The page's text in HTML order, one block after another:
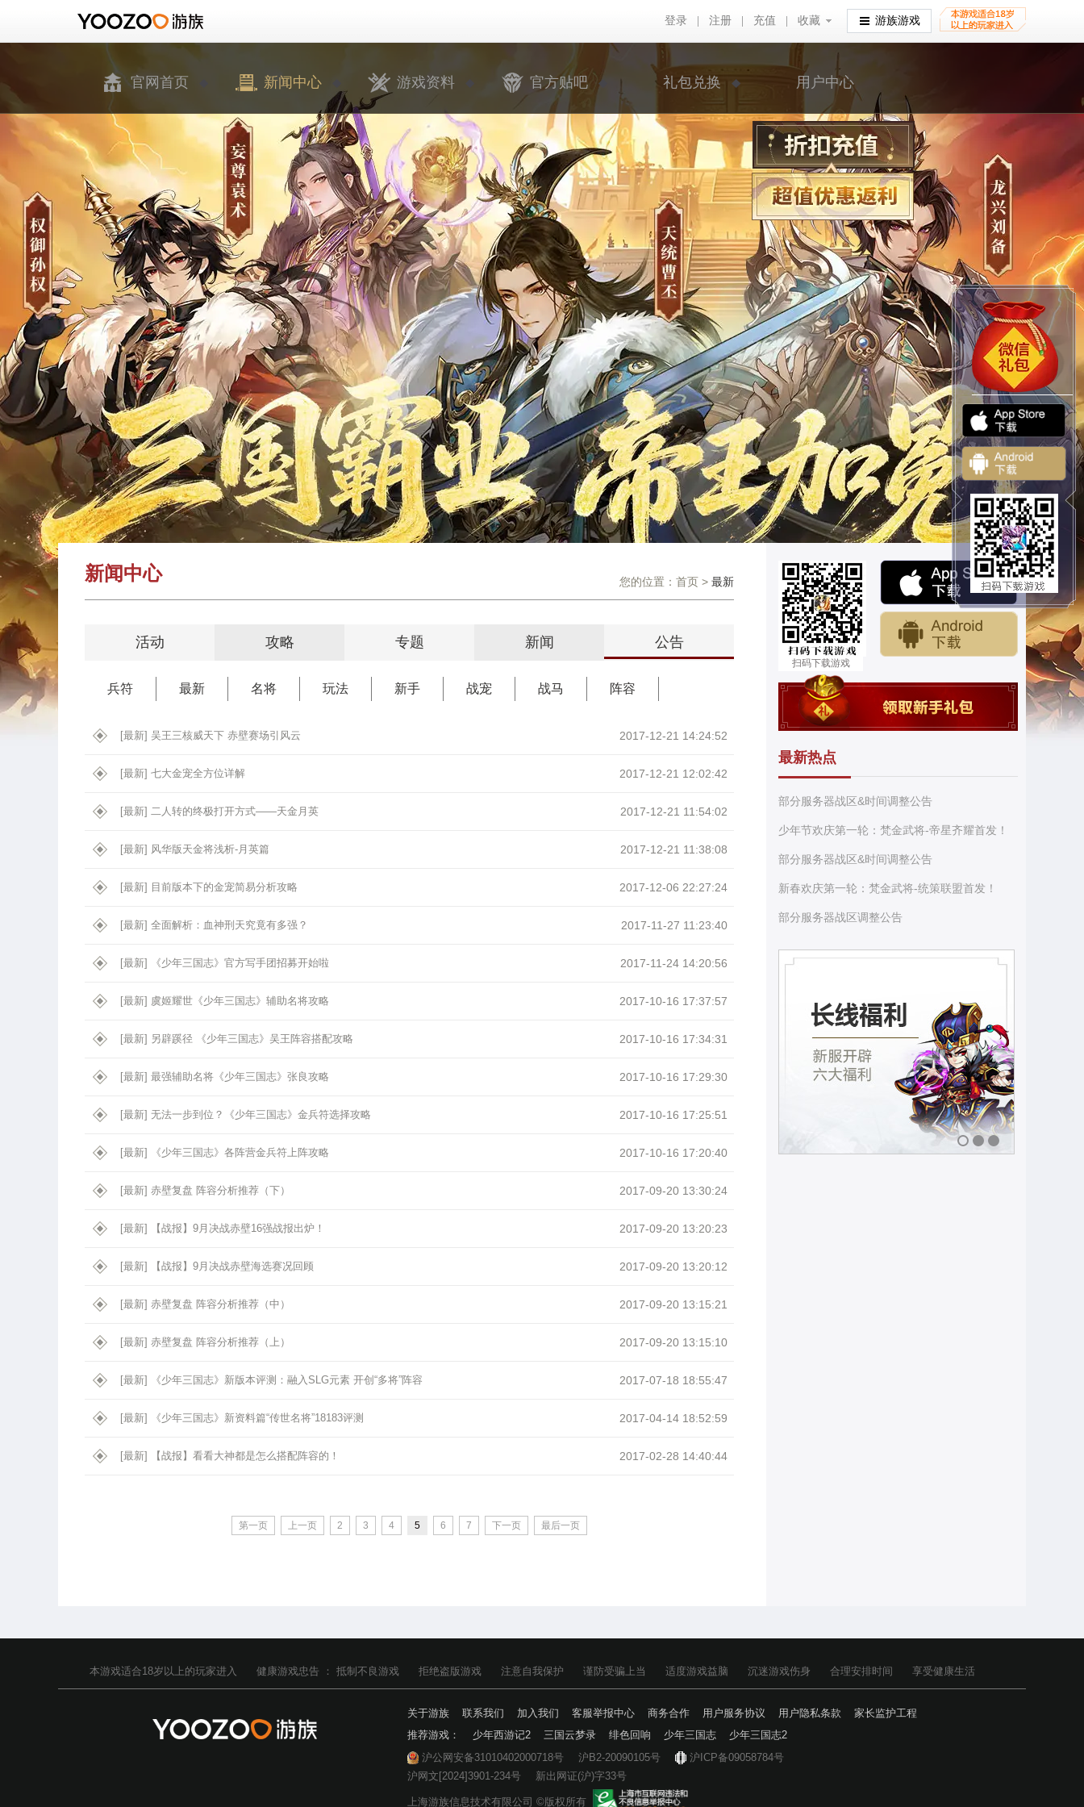
登录 注册 充值 收藏
收藏 游族游戏
官网首页 新闻中心 游戏资料 官方贴吧 礼包兑换 用户中心
新闻中心 您的位置： 首页 > 最新
活动 攻略 专题 新闻 公告
兵符 最新 名将 玩法 新手 战宠 战马 阵容
2017-12-21 14:24:52
[最新] 吴王三核威天下 赤壁赛场引风云
2017-12-21 12:02:42
[最新] 七大金宠全方位详解
2017-12-21 11:54:02
[最新] 二人转的终极打开方式——天金月英
2017-12-21 11:38:08
[最新] 风华版天金将浅析-月英篇
2017-12-06 22:27:24
[最新] 目前版本下的金宠简易分析攻略
2017-11-27 11:23:40
[最新] 全面解析：血神刑天究竟有多强？
2017-11-24 14:20:56
[最新] 《少年三国志》官方写手团招募开始啦
2017-10-16 17:37:57
[最新] 虞姬耀世《少年三国志》辅助名将攻略
2017-10-16 17:34:31
[最新] 另辟蹊径 《少年三国志》吴王阵容搭配攻略
2017-10-16 17:29:30
[最新] 最强辅助名将《少年三国志》张良攻略
2017-10-16 17:25:51
[最新] 无法一步到位？《少年三国志》金兵符选择攻略
2017-10-16 17:20:40
[最新] 《少年三国志》各阵营金兵符上阵攻略
2017-09-20 13:30:24
[最新] 赤壁复盘 阵容分析推荐（下）
2017-09-20 13:20:23
[最新] 【战报】9月决战赤壁16强战报出炉！
2017-09-20 13:20:12
[最新] 【战报】9月决战赤壁海选赛况回顾
2017-09-20 13:15:21
[最新] 赤壁复盘 阵容分析推荐（中）
2017-09-20 13:15:10
[最新] 赤壁复盘 阵容分析推荐（上）
2017-07-18 18:55:47
[最新] 《少年三国志》新版本评测：融入SLG元素 开创“多将”阵容
2017-04-14 18:52:59
[最新] 《少年三国志》新资料篇“传世名将”18183评测
2017-02-28 14:40:44
[最新] 【战报】看看大神都是怎么搭配阵容的！
第一页 上一页 2 3 4 5 6 7 下一页 最后一页
扫码下载游戏
最新热点
部分服务器战区&时间调整公告
少年节欢庆第一轮：梵金武将-帝星齐耀首发！
部分服务器战区&时间调整公告
新春欢庆第一轮：梵金武将-统策联盟首发！
部分服务器战区调整公告
本游戏适合18岁以上的玩家进入 健康游戏忠告 ： 抵制不良游戏 拒绝盗版游戏 注意自我保护 谨防受骗上当 适度游戏益脑 沉迷游戏伤身 合理安排时间 享受健康生活
关于游族 联系我们 加入我们 客服举报中心 商务合作 用户服务协议 用户隐私条款
家长监护工程
推荐游戏：
少年西游记2 三国云梦录 绯色回响 少年三国志
少年三国志2
沪公网安备31010402000718号
沪B2-20090105号
沪ICP备09058784号
沪网文[2024]3901-234号
新出网证(沪)字33号
上海游族信息技术有限公司 ©版权所有